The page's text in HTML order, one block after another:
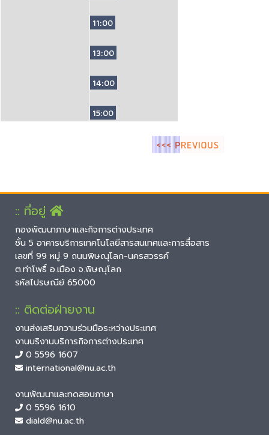
11:00
13:00
14:00
15:00
:: ที่อยู่
กองพัฒนาภาษาและกิจการต่างประเทศ
ชั้น 5 อาคารบริการเทคโนโลยีสารสนเทศและการสื่อสาร
เลขที่ 99 หมู่ 9 ถนนพิษณุโลก-นครสวรรค์
ต.ท่าโพธิ์ อ.เมือง จ.พิษณุโลก
รหัสไปรษณีย์ 65000
:: ติดต่อฝ่ายงาน
งานส่งเสริมความร่วมมือระหว่างประเทศ
งานบริงานบริการกิจการต่างประเทศ
0 5596 1607
international@nu.ac.th
งานพัฒนาและทดสอบภาษา
0 5596 1610
diald@nu.ac.th